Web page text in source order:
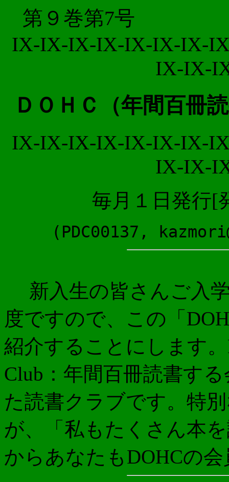
第９巻第
IX-IX-IX-IX-IX-IX-IX-
IX-IX-
ＤＯＨＣ（年間百冊
IX-IX-IX-IX-IX-IX-IX-
IX-IX-
毎月１日発行[
(PDC00137,
新入生の皆さんご入
度ですので、この「
紹介することにします。
Club：年間百冊読書す
た読書クラブです。特
が、「私もたくさん本
からあなたもDOHCの